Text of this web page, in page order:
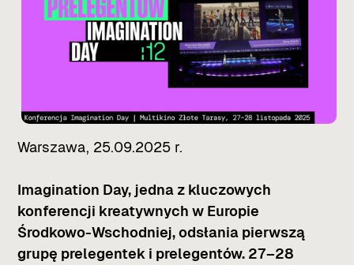
Warszawa, 25.09.2025 r.
Imagination Day, jedna z kluczowych
konferencji kreatywnych w Europie
Środkowo-Wschodniej, odsłania pierwszą
grupę prelegentek i prelegentów. 27–28